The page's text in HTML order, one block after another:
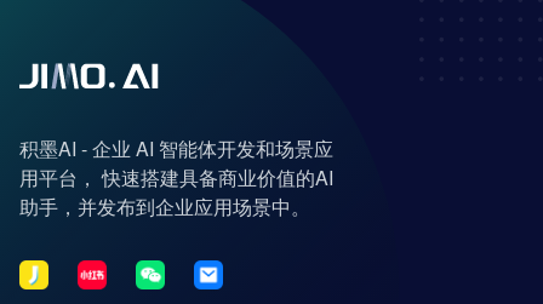
积墨AI - 企业 AI 智能体开发和场景应
用平台， 快速搭建具备商业价值的AI
助手，并发布到企业应用场景中。